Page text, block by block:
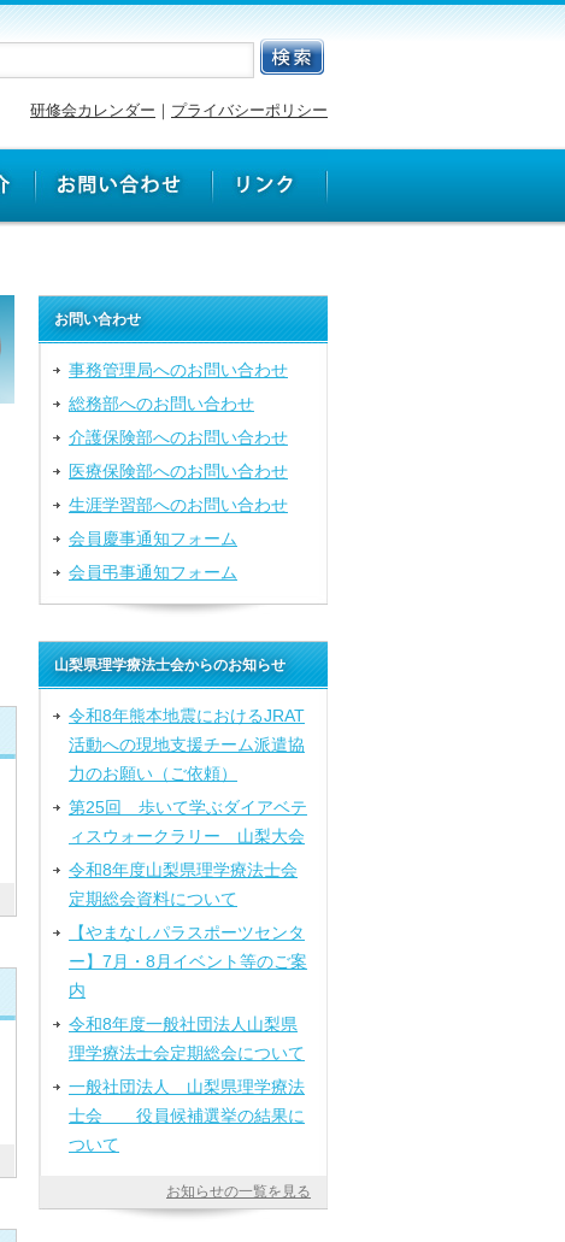
研修会カレンダー ｜ プライバシーポリシー
お問い合わせ
事務管理局へのお問い合わせ
総務部へのお問い合わせ
介護保険部へのお問い合わせ
医療保険部へのお問い合わせ
生涯学習部へのお問い合わせ
会員慶事通知フォーム
会員弔事通知フォーム
山梨県理学療法士会からのお知らせ
令和8年熊本地震におけるJRAT
活動への現地支援チーム派遣協
力のお願い（ご依頼）
第25回 歩いて学ぶダイアベテ
ィスウォークラリー 山梨大会
令和8年度山梨県理学療法士会
定期総会資料について
【やまなしパラスポーツセンタ
ー】7月・8月イベント等のご案
内
令和8年度一般社団法人山梨県
理学療法士会定期総会について
一般社団法人 山梨県理学療法
士会 役員候補選挙の結果に
ついて
お知らせの一覧を見る